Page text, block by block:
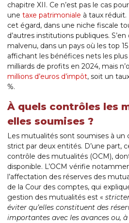
chapitre XII. Ce n’est pas le cas
une taxe patrimoniale à taux
cet égard, dans une niche fiscale
d’autres institutions publiques.
malvenu, dans un pays où les top
affichant les bénéfices nets les plus
milliards de profits en 2024, mais
millions d’euros d’impôt, soit un
%.
À quels contrôles les
elles soumises ?
Les mutualités sont soumises à un
strict par deux entités. D’une part,
contrôle des mutualités (OCM),
disponible. L’OCM vérifie
l’affectation des réserves des
de la Cour des comptes, qui
gestion des mutualités est «
éviter qu’elles constituent des
importantes avec les avances ou, à